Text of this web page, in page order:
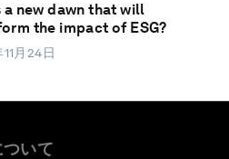
a new dawn that will
the impact of ESG?
月24日
いて